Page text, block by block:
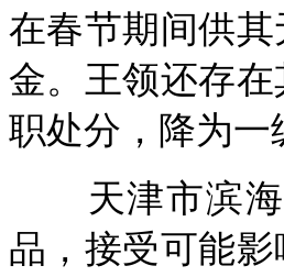
在春节期间供
金。王领还存
职处分，降为一
天津市滨海
品，接受可能